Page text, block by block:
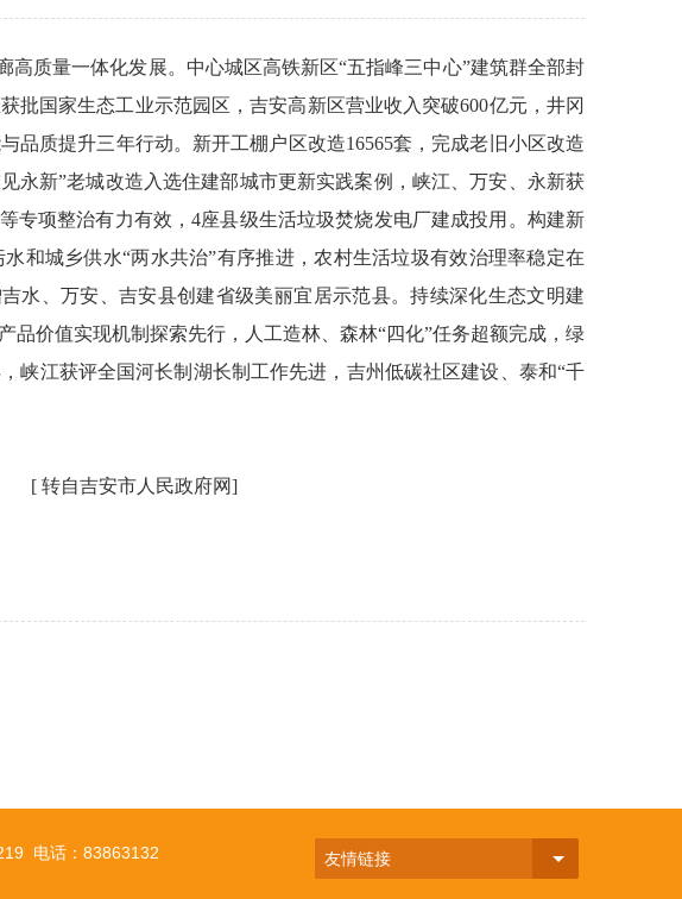
高质量一体化发展。中心城区高铁新区“五指峰三中心”建筑群全部封
批国家生态工业示范园区，吉安高新区营业收入突破600亿元，井冈
品质提升三年行动。新开工棚户区改造16565套，完成老旧小区改造
永新”老城改造入选住建部城市更新实践案例，峡江、万安、永新获
专项整治有力有效，4座县级生活垃圾焚烧发电厂建成投用。构建新
和城乡供水“两水共治”有序推进，农村生活垃圾有效治理率稳定在
水、万安、吉安县创建省级美丽宜居示范县。持续深化生态文明建
价值实现机制探索先行，人工造林、森林“四化”任务超额完成，绿
峡江获评全国河长制湖长制工作先进，吉州低碳社区建设、泰和“千
民政府网]
友情链接
电话：83863132